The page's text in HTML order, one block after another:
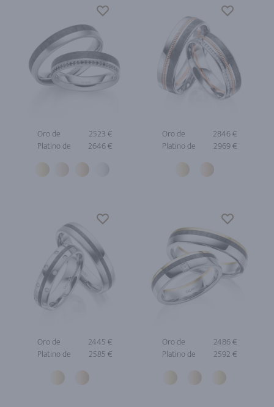
Oro de
2523 €
Platino de
2646 €
Oro de
2846 €
Platino de
2969 €
Oro de
2445 €
Platino de
2585 €
Oro de
2486 €
Platino de
2592 €